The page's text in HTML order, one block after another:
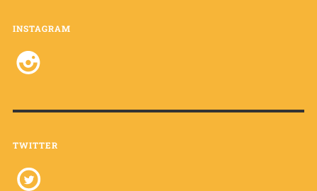
INSTAGRAM
TWITTER